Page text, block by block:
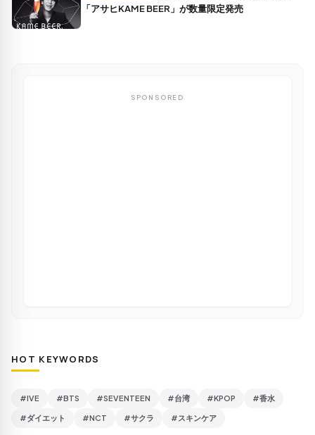
「アサヒKAME BEER」が数量限定発売
SPONSORED
HOT KEYWORDS
#IVE #BTS #SEVENTEEN #台湾 #KPOP #香水
#ダイエット #NCT #サクラ #スキンケア